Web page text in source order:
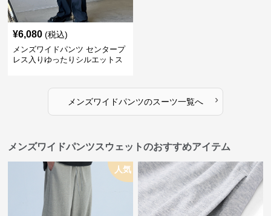
¥6,080 (税込)
メンズワイドパンツ センタープ
レス入りゆったりシルエットス
メンズワイドパンツのスーツ一覧へ ›
メンズワイドパンツスウェットのおすすめアイテム
人気